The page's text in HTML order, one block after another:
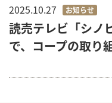
2025.10.27 お知らせ
読売テレビ「シノ
で、コープの取り